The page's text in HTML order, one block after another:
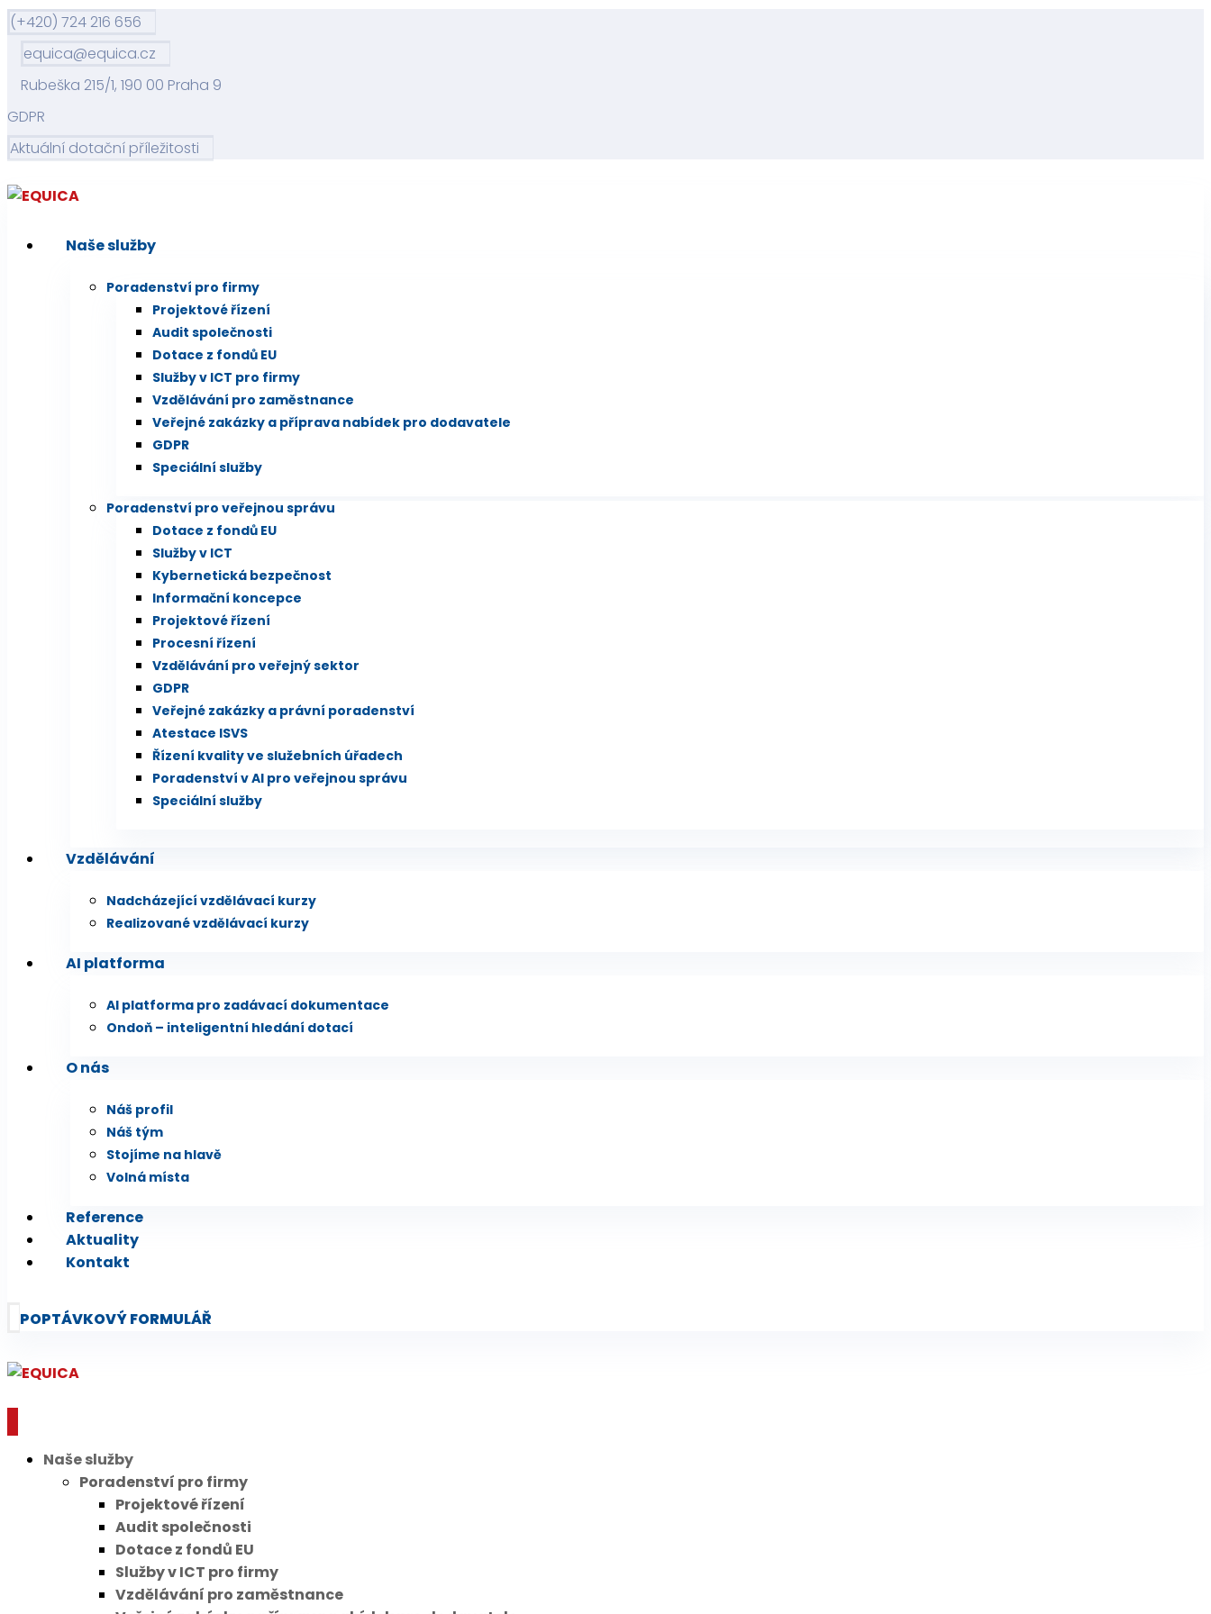
(+420) 724 216 656
equica@equica.cz
Rubeška 215/1, 190 00 Praha 9
GDPR
Aktuální dotační příležitosti
Naše služby
Poradenství pro firmy
Projektové řízení
Audit společnosti
Dotace z fondů EU
Služby v ICT pro firmy
Vzdělávání pro zaměstnance
Veřejné zakázky a příprava nabídek pro dodavatele
GDPR
Speciální služby
Poradenství pro veřejnou správu
Dotace z fondů EU
Služby v ICT
Kybernetická bezpečnost
Informační koncepce
Projektové řízení
Procesní řízení
Vzdělávání pro veřejný sektor
GDPR
Veřejné zakázky a právní poradenství
Atestace ISVS
Řízení kvality ve služebních úřadech
Poradenství v AI pro veřejnou správu
Speciální služby
Vzdělávání
Nadcházející vzdělávací kurzy
Realizované vzdělávací kurzy
AI platforma
AI platforma pro zadávací dokumentace
Ondoň – inteligentní hledání dotací
O nás
Náš profil
Náš tým
Stojíme na hlavě
Volná místa
Reference
Aktuality
Kontakt
POPTÁVKOVÝ FORMULÁŘ
Naše služby
Poradenství pro firmy
Projektové řízení
Audit společnosti
Dotace z fondů EU
Služby v ICT pro firmy
Vzdělávání pro zaměstnance